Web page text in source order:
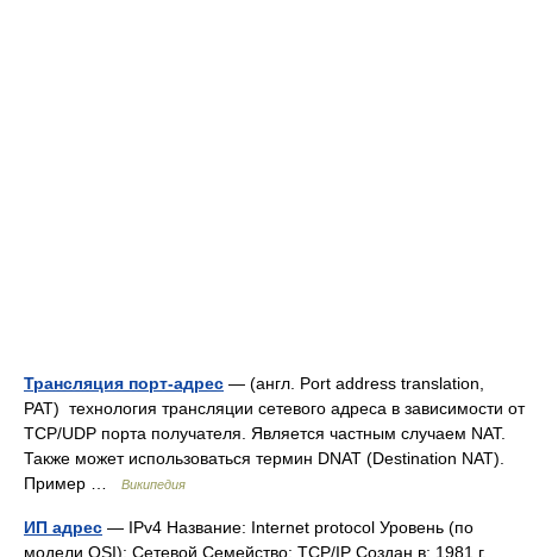
Трансляция порт-адрес — (англ. Port address translation,
PAT) технология трансляции сетевого адреса в зависимости от
TCP/UDP порта получателя. Является частным случаем NAT.
Также может использоваться термин DNAT (Destination NAT).
Пример …
Википедия
ИП адрес — IPv4 Название: Internet protocol Уровень (по
модели OSI): Сетевой Семейство: TCP/IP Создан в: 1981 г.